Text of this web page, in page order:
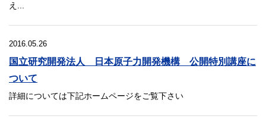
え...
2016.05.26
国立研究開発法人 日本原子力開発機構 公開特別講座に
ついて
詳細については下記ホームページをご覧下さい